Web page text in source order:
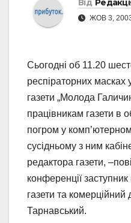
Від
ЖОВ 3,
Сьогодні об 11.20
респіраторних масках
газети „Молода
працівникам газети в
погром у
сусідньому з ним
редактора газети,
конференції
газети та комерційний
Тарнавський.